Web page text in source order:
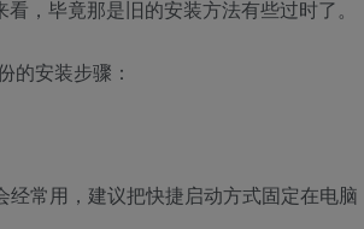
看，毕竟那是旧的安装方法有些过时了。
的安装步骤：
常用，建议把快捷启动方式固定在电脑